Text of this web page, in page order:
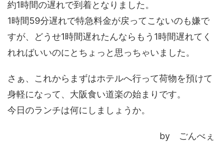
約1時間の遅れで到着となりました。
1時間59分遅れで特急料金が戻ってこないのも嫌で
すが、どうせ1時間遅れたんならもう1時間遅れてく
れればいいのにとちょっと思っちゃいました。
さぁ、これからまずはホテルへ行って荷物を預けて
身軽になって、大阪食い道楽の始まりです。
今日のランチは何にしましょうか。
by ごんべぇ